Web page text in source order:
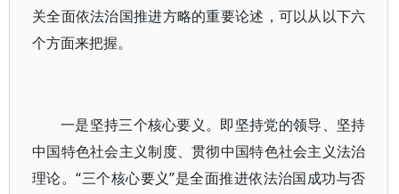
关全面依法治国推进方略的重要论述，可以从以下六
个方面来把握。
一是坚持三个核心要义。即坚持党的领导、坚持
中国特色社会主义制度、贯彻中国特色社会主义法治
理论。“三个核心要义”是全面推进依法治国成功与否